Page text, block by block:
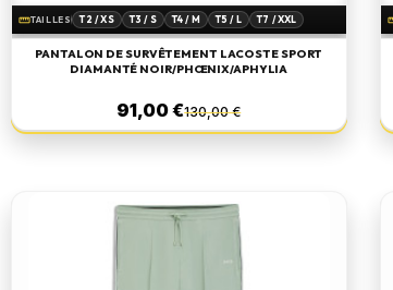
straightenTAILLES T2 / XS T3 / S T4 / M T5 / L T7 / XXL
PANTALON DE SURVÊTEMENT LACOSTE SPORT
DIAMANTÉ NOIR/PHŒNIX/APHYLIA
130,00 €
91,00 €